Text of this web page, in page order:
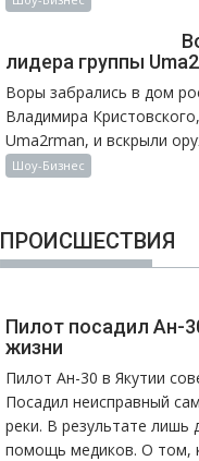
лидера группы
Воры забрались в дом
Владимира
Uma2rman, и вскрыли
Шоу-Бизнес
ПРОИСШЕСТВИЯ
Пилот посадил Ан-
жизни
Пилот Ан-30 в Якутии
Посадил неисправный
реки. В результате лишь
помощь медиков. О том,